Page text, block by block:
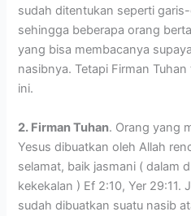
sudah ditentukan seperti
sehingga beberapa orang
yang bisa membacanya
nasibnya. Tetapi Firman
ini.
2. Firman Tuhan. Orang yang
Yesus dibuatkan oleh Allah
selamat, baik jasmani ( dalam
kekekalan ) Ef 2:10, Yer 29:11.
sudah dibuatkan suatu nasib